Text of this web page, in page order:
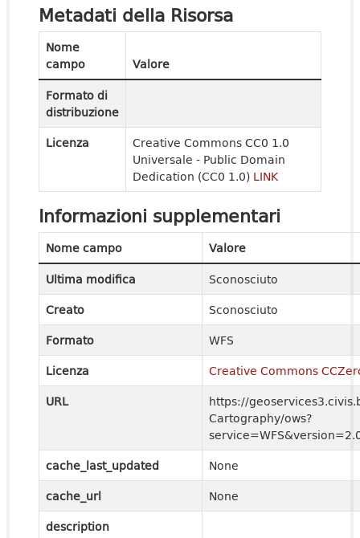
Metadati della Risorsa
Nome
campo
Valore
Formato di
distribuzione
Licenza
Creative Commons CC0 1.0
Universale - Public Domain
Dedication (CC0 1.0) LINK
Informazioni supplementari
Nome campo
Valore
Ultima modifica
Sconosciuto
Creato
Sconosciuto
Formato
WFS
Licenza
Creative Commons
URL
https://
Cartography/ows?
cache_last_updated
None
cache_url
None
description